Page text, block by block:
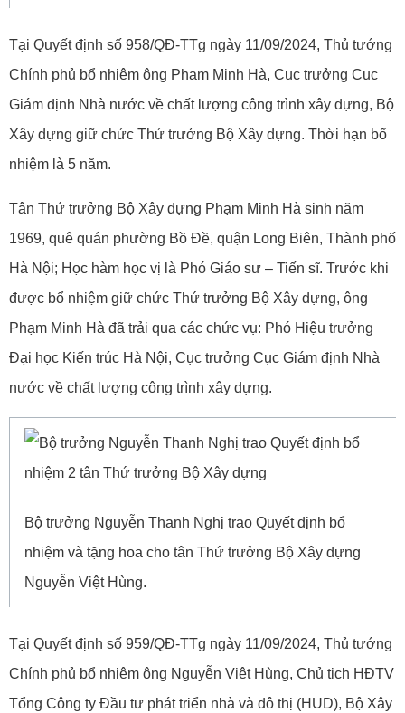
Tại Quyết định số 958/QĐ-TTg ngày 11/09/2024, Thủ tướng
Chính phủ bổ nhiệm ông Phạm Minh Hà, Cục trưởng Cục
Giám định Nhà nước về chất lượng công trình xây dựng, Bộ
Xây dựng giữ chức Thứ trưởng Bộ Xây dựng. Thời hạn bổ
nhiệm là 5 năm.
Tân Thứ trưởng Bộ Xây dựng Phạm Minh Hà sinh năm
1969, quê quán phường Bồ Đề, quận Long Biên, Thành phố
Hà Nội; Học hàm học vị là Phó Giáo sư – Tiến sĩ. Trước khi
được bổ nhiệm giữ chức Thứ trưởng Bộ Xây dựng, ông
Phạm Minh Hà đã trải qua các chức vụ: Phó Hiệu trưởng
Đại học Kiến trúc Hà Nội, Cục trưởng Cục Giám định Nhà
nước về chất lượng công trình xây dựng.
Bộ trưởng Nguyễn Thanh Nghị trao Quyết định bổ
nhiệm và tặng hoa cho tân Thứ trưởng Bộ Xây dựng
Nguyễn Việt Hùng.
Tại Quyết định số 959/QĐ-TTg ngày 11/09/2024, Thủ tướng
Chính phủ bổ nhiệm ông Nguyễn Việt Hùng, Chủ tịch HĐTV
Tổng Công ty Đầu tư phát triển nhà và đô thị (HUD), Bộ Xây